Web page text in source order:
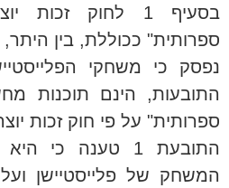
בסעיף 1 לחוק
ספרותית" ככוללת, בין
נפסק כי משחקי
התובעות, הינם תוכנות
ספרותית" על פי חוק זכות
התובעת 1 טענה
המשחק של פלייסטיישן